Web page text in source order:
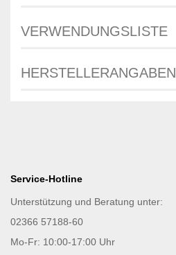
VERWENDUNGSLISTE
HERSTELLERANGABEN
Service-Hotline
Unterstützung und Beratung unter:
02366 57188-60
Mo-Fr: 10:00-17:00 Uhr